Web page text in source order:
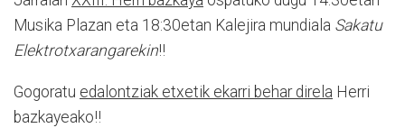
Musika Plazan eta 18:30etan Kalejira mundiala Sakatu
Elektrotxarangarekin!!
Gogoratu edalontziak etxetik ekarri behar direla Herri
bazkayeako!!